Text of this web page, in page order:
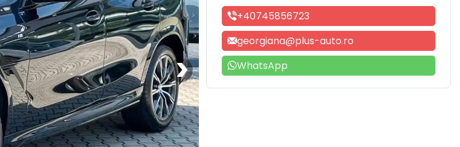
+40745856723
georgiana@plus-auto.ro
WhatsApp